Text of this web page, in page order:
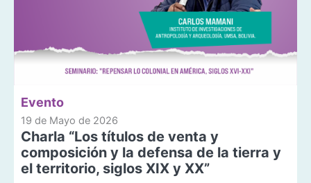
Evento
19 de Mayo de 2026
Charla “Los títulos de venta y
composición y la defensa de la tierra y
el territorio, siglos XIX y XX”